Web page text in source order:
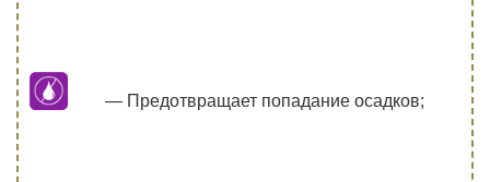
— Предотвращает попадание осадков;